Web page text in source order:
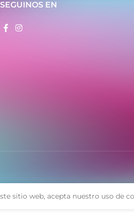
- Cuadrante decorado
- Malla tejida de metal
SEGUINOS EN
sitio web, acepta nuestro uso de